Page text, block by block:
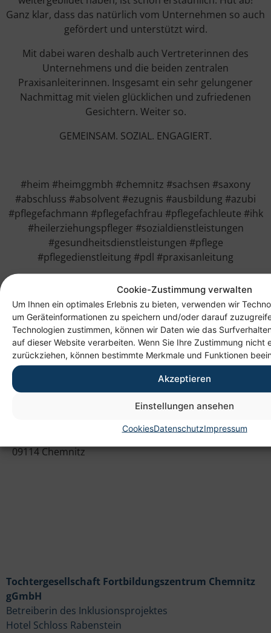
Cookie-Zustimmung verwalten
Um Ihnen ein optimales Erlebnis zu bieten, verwenden wir
um Geräteinformationen zu speichern und/oder darauf
Technologien zustimmen, können wir Daten wie das
auf dieser Website verarbeiten. Wenn Sie Ihre Zustimmung nicht
zurückziehen, können bestimmte Merkmale und Funktionen
Akzeptieren
Einstellungen ansehen
CookiesDatenschutzImpressum
Ganz klar, dass das natürlich vom Unternehmen so auch
gefördert und unterstützt wird.
Mit dabei waren deshalb auch Vertreterinnen des
Unternehmens und die beiden zentralen
Praxisanleiterinnen. Insgesamt ein sehr gelungener
Nachmittag mit vielen glücklichen und zufriedenen
Gesichtern. Weiter so.
GEMEINSAM. SOZIAL. ENGAGIERT.
#heim #heimggmbh #chemnitz #sachsen #saxony
#abschluss #absolvent #ezugnis #ausbildung #azubi
#pflegefachmann #pflegefachfrau #pflegefachleute #ihk
#heilerziehungspfleger #sozialdienstleistungen
#gesundheitsdienstleistungen #pflege
#pflegedienstleitung #pdl #praxisanleitung
Heim gemeinnützige GmbH
09114 Chemnitz
Tochtergesellschaft Fortbildungszentrum Chemnitz
gGmbH
Betreiberin des Inklusionsprojektes
Hotel Schloss Rabenstein